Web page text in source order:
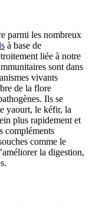
parmi les nombreux
à base de
liée à notre
sont dans
vivants
de la flore
Ils se
yaourt, le kéfir, la
plus rapidement et
compléments
comme le
la digestion,